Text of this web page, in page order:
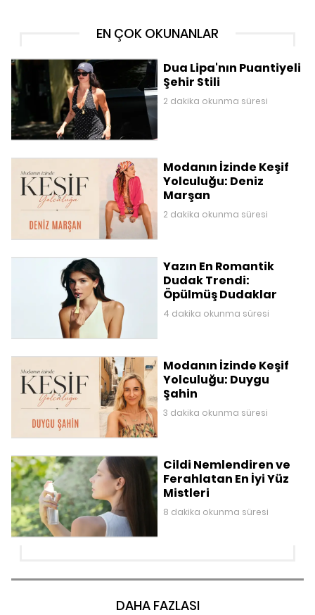
EN ÇOK OKUNANLAR
Dua Lipa'nın Puantiyeli
Şehir Stili
2 dakika okunma süresi
Modanın İzinde Keşif
Yolculuğu: Deniz
Marşan
2 dakika okunma süresi
Yazın En Romantik
Dudak Trendi:
Öpülmüş Dudaklar
4 dakika okunma süresi
Modanın İzinde Keşif
Yolculuğu: Duygu
Şahin
3 dakika okunma süresi
Cildi Nemlendiren ve
Ferahlatan En İyi Yüz
Mistleri
8 dakika okunma süresi
DAHA FAZLASI